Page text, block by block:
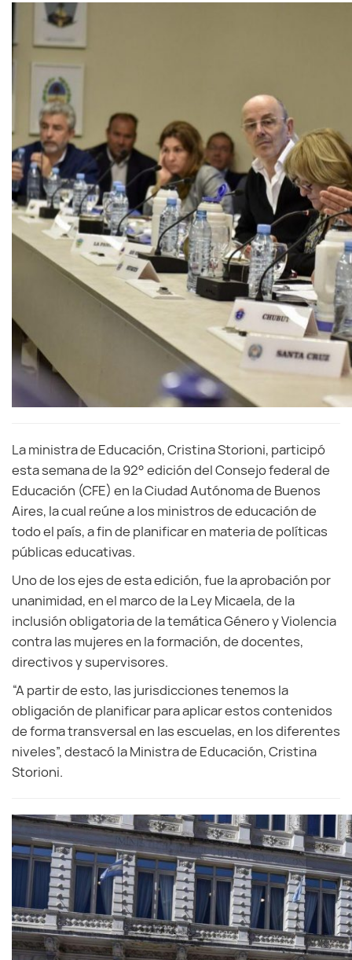
La ministra de Educación, Cristina Storioni, participó
esta semana de la 92° edición del Consejo federal de
Educación (CFE) en la Ciudad Autónoma de Buenos
Aires, la cual reúne a los ministros de educación de
todo el país, a fin de planificar en materia de políticas
públicas educativas.
Uno de los ejes de esta edición, fue la aprobación por
unanimidad, en el marco de la Ley Micaela, de la
inclusión obligatoria de la temática Género y Violencia
contra las mujeres en la formación, de docentes,
directivos y supervisores.
“A partir de esto, las jurisdicciones tenemos la
obligación de planificar para aplicar estos contenidos
de forma transversal en las escuelas, en los diferentes
niveles”, destacó la Ministra de Educación, Cristina
Storioni.